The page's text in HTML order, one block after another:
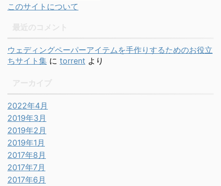
このサイトについて
ウェディングペーパーアイテムを手作りするためのお役立
ちサイト集 に torrent より
2022年4月
2019年3月
2019年2月
2019年1月
2017年8月
2017年7月
2017年6月